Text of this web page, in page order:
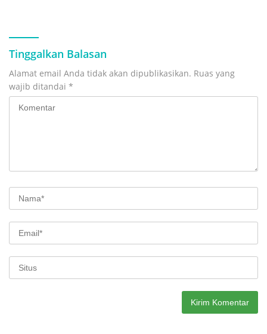
Tinggalkan Balasan
Alamat email Anda tidak akan dipublikasikan. Ruas yang
wajib ditandai *